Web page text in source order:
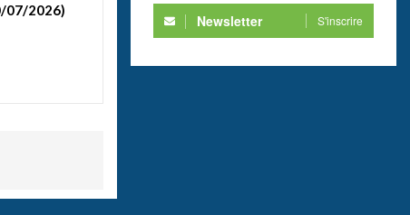
07/2026)
Newsletter S'inscrire